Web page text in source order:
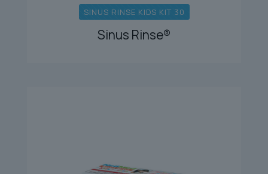
SINUS RINSE KIDS KIT 30
Sinus Rinse®